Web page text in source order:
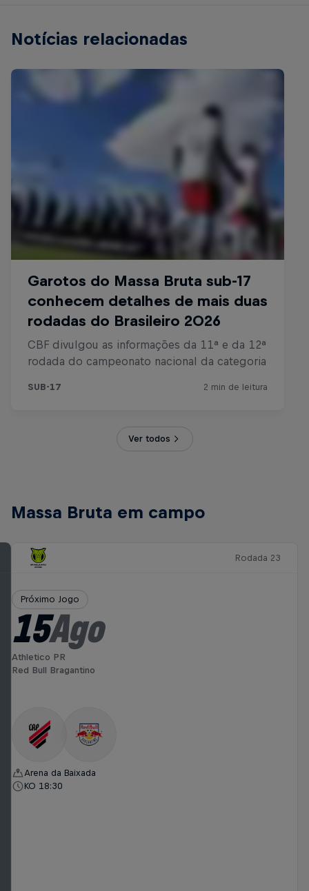
Notícias relacionadas
Ver todos
Massa Bruta em campo
Rodada 23
Próximo Jogo
15Ago
Athletico PR
Red Bull Bragantino
Arena da Baixada
KO 18:30